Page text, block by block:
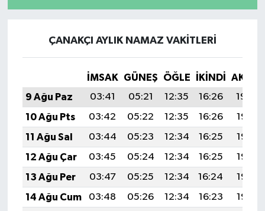
ÇANAKÇI AYLIK NAMAZ VAKITLERI
İMSAK GÜNEŞ ÖĞLE İKINDI
9 Ağu Paz
03:41 05:21 12:35 16:26
19:39
10 Ağu Pts
03:42 05:22 12:35 16:26
19:37
11 Ağu Sal
03:44 05:23 12:34 16:25
19:36
12 Ağu Çar
03:45 05:24 12:34 16:25
19:35
13 Ağu Per
03:47 05:25 12:34 16:24
19:33
14 Ağu Cum
03:48 05:26 12:34 16:23
19:32